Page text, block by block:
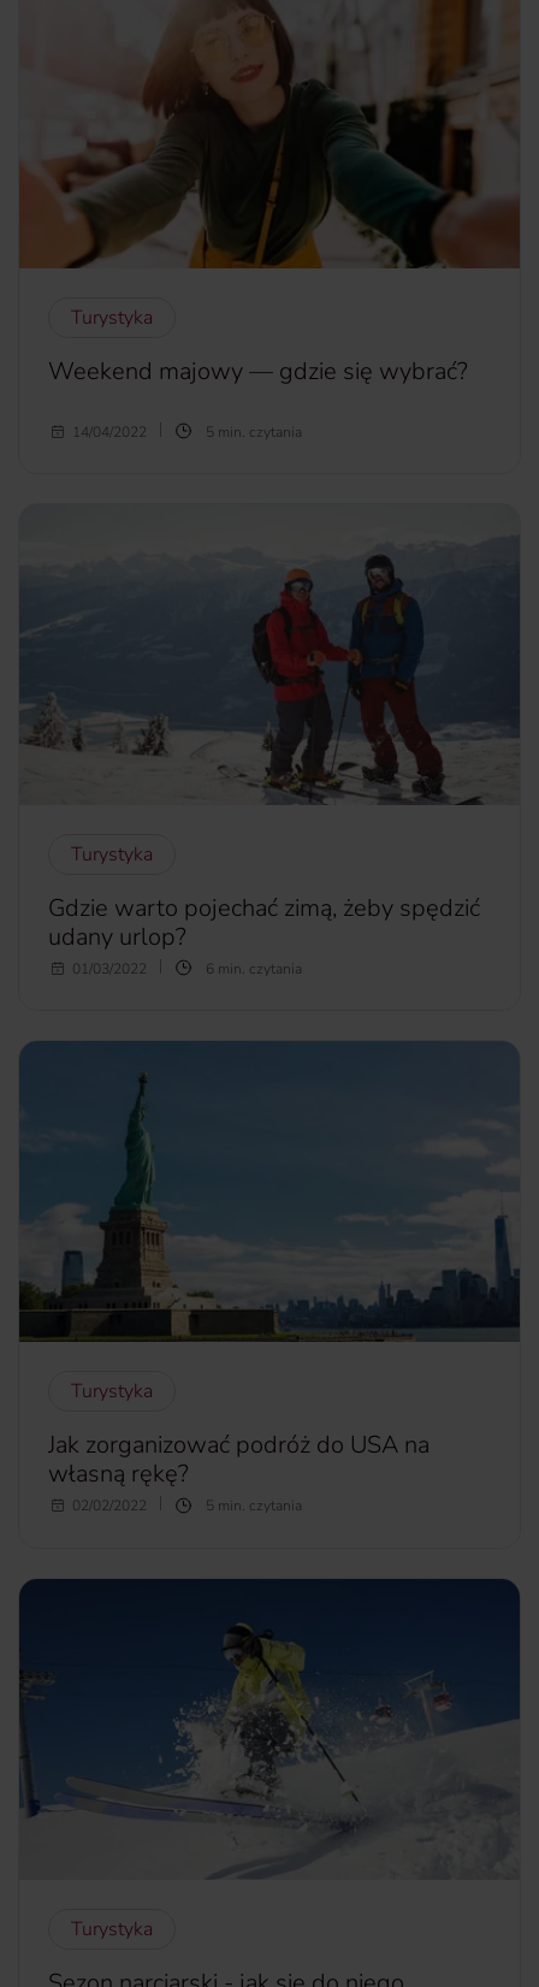
Turystyka
Weekend majowy — gdzie się wybrać?
Gdzie pojechać na majówkę? — na to pytanie warto
przedstawiamy zarówno te popularne, jak i mniej oczywiste
więcej...
14/04/2022 5 min. czytania
Turystyka
Gdzie warto pojechać zimą, żeby spędzić
udany urlop?
Zastanawiasz się, gdzie warto pojechać zimą? Szukasz
Oto nasze propozycje na spędzenie niezapomnianego
urlopu w okresie zimowym.
01/03/2022 6 min. czytania
Turystyka
Jak zorganizować podróż do USA na
własną rękę?
Podróż do USA z Polski to niemałe przedsięwzięcie, do
ale jest też czasochłonna, dlatego podpowiadamy, jak
02/02/2022 5 min. czytania
Turystyka